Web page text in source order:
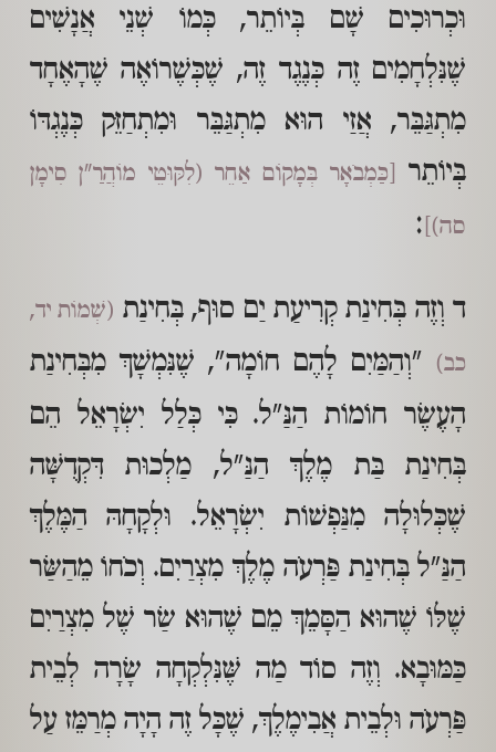
וּכְרוּכִים שָׁם בְּיוֹתֵר, כְּמוֹ שְׁנֵי אֲנָשִׁים
שֶׁנִּלְחָמִים זֶה כְּנֶגֶד זֶה, שֶׁכְּשֶׁרוֹאֶה שֶׁהָאֶחָד
מִתְגַּבֵּר, אֲזַי הוּא מִתְגַּבֵּר וּמִתְחַזֵּק כְּנֶגְדּוֹ
בְּיוֹתֵר
[כַּמְבֹאָר בְּמָקוֹם אַחֵר (לִקּוּטֵי מוֹהֲרַ"ן סִימָן
סה)] :
ד וְזֶה בְּחִינַת קְרִיעַת יַם סוּף, בְּחִינַת (שְׁמוֹת יד,
כב) "וְהַמַּיִם לָהֶם חוֹמָה", שֶׁנִּמְשָׁךְ מִבְּחִינַת
הָעֶשֶׂר חוֹמוֹת הַנַּ"ל. כִּי כְּלַל יִשְׂרָאֵל הֵם
בְּחִינַת בַּת מֶלֶךְ הַנַּ"ל, מַלְכוּת דִּקְדֻשָּׁה
שֶׁכְּלוּלָה מִנַּפְשׁוֹת יִשְׂרָאֵל. וּלְקָחָהּ הַמֶּלֶךְ
הַנַּ"ל בְּחִינַת פַּרְעֹה מֶלֶךְ מִצְרַיִם. וְכֹחוֹ מֵהַשַּׂר
שֶׁלּוֹ שֶׁהוּא הַסָּמֵךְ מֵם שֶׁהוּא שַׂר שֶׁל מִצְרַיִם
כַּמּוּבָא. וְזֶה סוֹד מַה שֶּׁנִּלְקְחָה שָׂרָה לְבֵית
פַּרְעֹה וּלְבֵית אֲבִימֶלֶךְ, שֶׁכָּל זֶה הָיָה מְרַמֵּז עַל